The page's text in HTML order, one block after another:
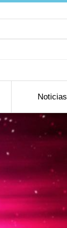
Noticias